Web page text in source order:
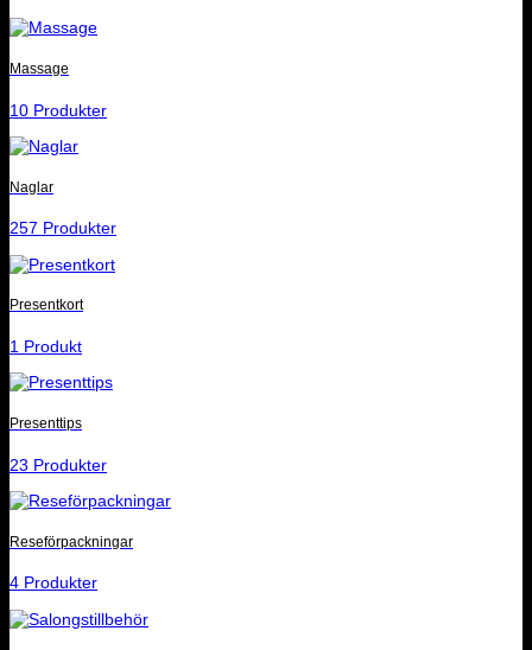
Massage
10 Produkter
Naglar
257 Produkter
Presentkort
1 Produkt
Presenttips
23 Produkter
Reseförpackningar
4 Produkter